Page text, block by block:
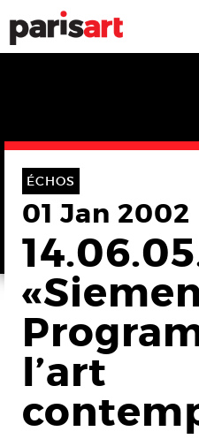
ÉCHOS
01 Jan 2002
l’art